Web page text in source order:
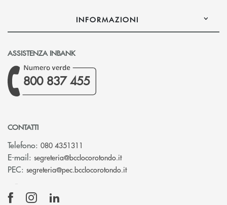
INFORMAZIONI
ASSISTENZA INBANK
800 837 455
CONTATTI
Telefono: 080 4351311
E-mail: segreteria@bcclocorotondo.it(si apre l’app di posta
PEC: segreteria@pec.bcclocorotondo.it(si apre l’app di posta